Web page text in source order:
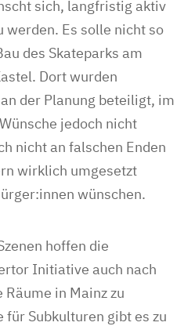
sich, langfristig aktiv
werden. Es solle nicht so
des Skateparks am
Dort wurden
der Planung beteiligt, im
jedoch nicht
nicht an falschen Enden
wirklich umgesetzt
wünschen.
hoffen die
Initiative auch nach
in Mainz zu
für Subkulturen gibt es zu